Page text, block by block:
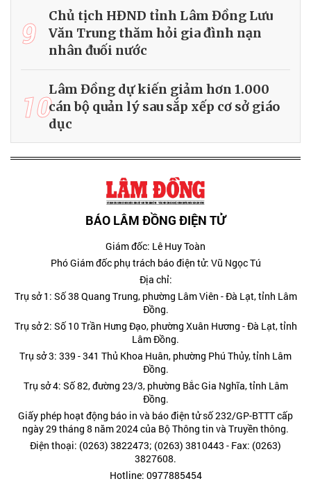
9
Chủ tịch HĐND tỉnh Lâm Đồng Lưu
Văn Trung thăm hỏi gia đình nạn
nhân đuối nước
10Lâm Đồng dự kiến giảm hơn 1.000
cán bộ quản lý sau sắp xếp cơ sở giáo
dục
BÁO LÂM ĐỒNG ĐIỆN TỬ
Giám đốc: Lê Huy Toàn
Phó Giám đốc phụ trách báo điện tử: Vũ Ngọc Tú
Địa chỉ:
Trụ sở 1: Số 38 Quang Trung, phường Lâm Viên - Đà Lạt, tỉnh Lâm
Đồng.
Trụ sở 2: Số 10 Trần Hưng Đạo, phường Xuân Hương - Đà Lạt, tỉnh
Lâm Đồng.
Trụ sở 3: 339 - 341 Thủ Khoa Huân, phường Phú Thủy, tỉnh Lâm
Đồng.
Trụ sở 4: Số 82, đường 23/3, phường Bắc Gia Nghĩa, tỉnh Lâm
Đồng.
Giấy phép hoạt động báo in và báo điện tử số 232/GP-BTTT cấp
ngày 29 tháng 8 năm 2024 của Bộ Thông tin và Truyền thông.
Điện thoại: (0263) 3822473; (0263) 3810443 - Fax: (0263)
3827608.
Hotline: 0977885454